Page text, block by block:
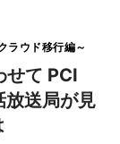
ウド移行編～
せて PCI
放送局が見